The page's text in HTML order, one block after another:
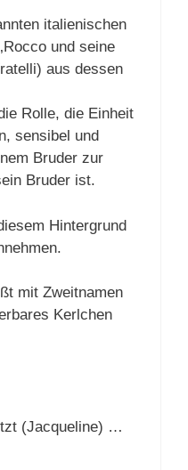
italienischen
und seine
aus dessen
Rolle, die Einheit
sensibel und
Bruder zur
Bruder ist.
Hintergrund
mit Zweitnamen
Kerlchen
(Jacqueline) …